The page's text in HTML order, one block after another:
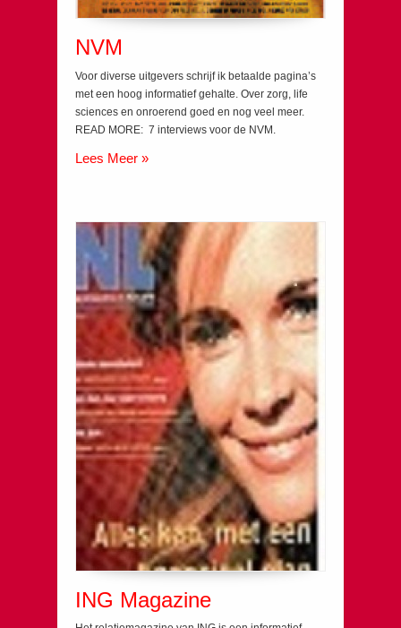
NVM
Voor diverse uitgevers schrijf ik betaalde pagina’s
met een hoog informatief gehalte. Over zorg, life
sciences en onroerend goed en nog veel meer.
READ MORE: 7 interviews voor de NVM.
Lees Meer »
ING Magazine